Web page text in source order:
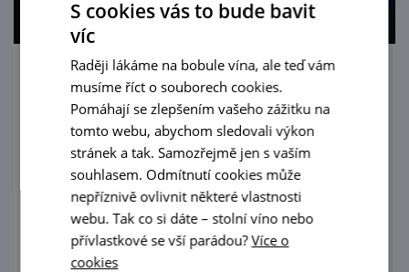
Festival Špilberk 2026
17. 8. '26
Open-air festival na velkém nádvoří hradu
Špilberk nabízí vždy v druhé polovině srpna
čtyři koncerty.
prohlédnout
S cookies vás to bude bavit
víc
Raději lákáme na bobule vína, ale teď vám
musíme říct o souborech cookies.
Pomáhají se zlepšením vašeho zážitku na
tomto webu, abychom sledovali výkon
stránek a tak. Samozřejmě jen s vaším
souhlasem. Odmítnutí cookies může
nepříznivě ovlivnit některé vlastnosti
webu. Tak co si dáte – stolní víno nebo
přívlastkové se vší parádou?Více o
cookies